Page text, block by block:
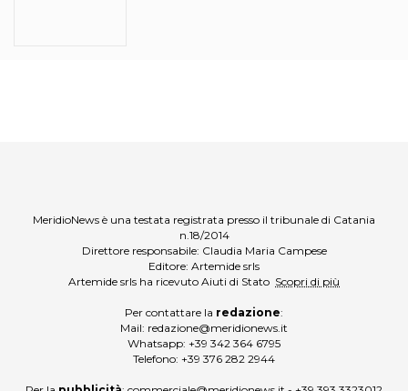
MeridioNews è una testata registrata presso il tribunale di Catania
n.18/2014
Direttore responsabile: Claudia Maria Campese
Editore: Artemide srls
Artemide srls ha ricevuto Aiuti di Stato Scopri di più
Per contattare la redazione:
Mail: redazione@meridionews.it
Whatsapp: +39 342 364 6795
Telefono: +39 376 282 2944